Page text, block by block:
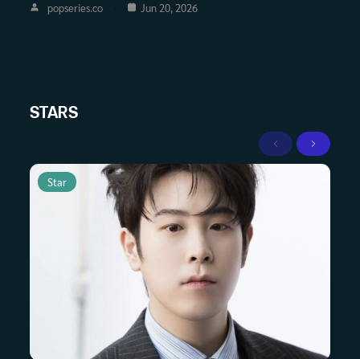
popseries.co Jun 20, 2026
STARS
Previous Next
Star